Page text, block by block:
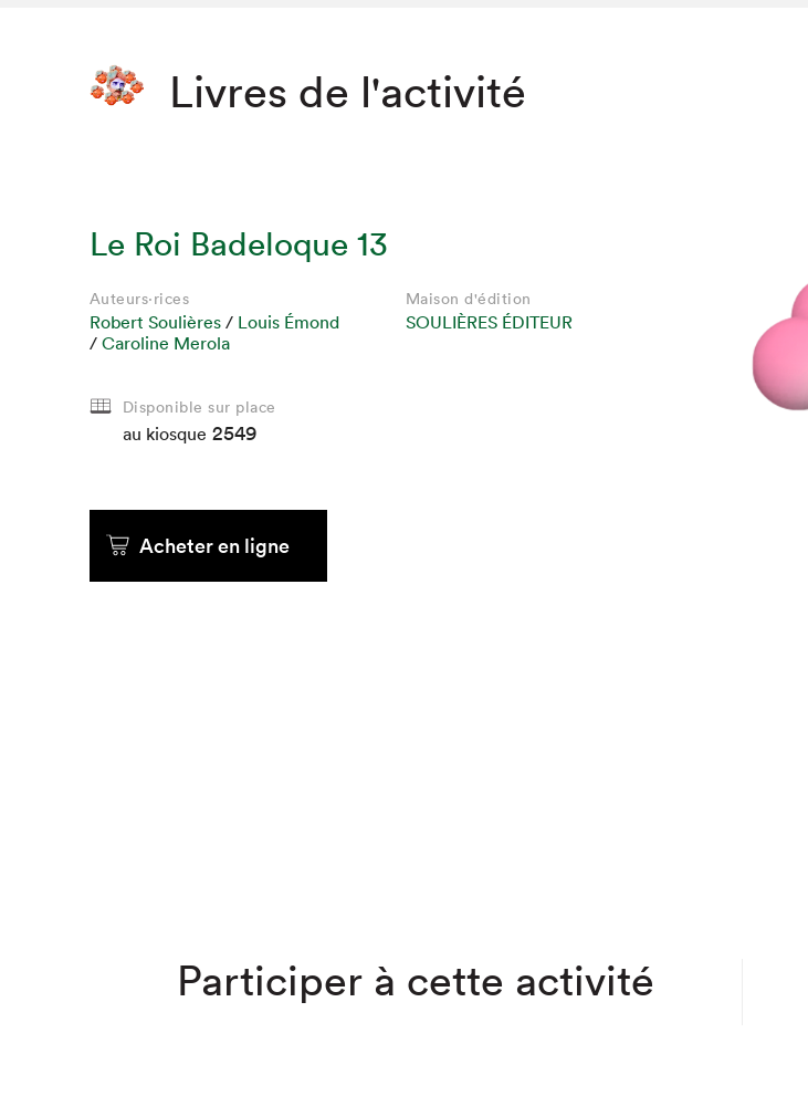
Livres de l'activité
Le Roi Badeloque 13
Auteurs·rices
Robert Soulières/ Louis Émond
/ Caroline Merola
Maison d'édition
SOULIÈRES ÉDITEUR
Disponible sur place
au kiosque 2549
Acheter en ligne
Participer à cette activité